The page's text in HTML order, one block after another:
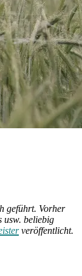
geführt. Vorher
usw. beliebig
veröffentlicht.